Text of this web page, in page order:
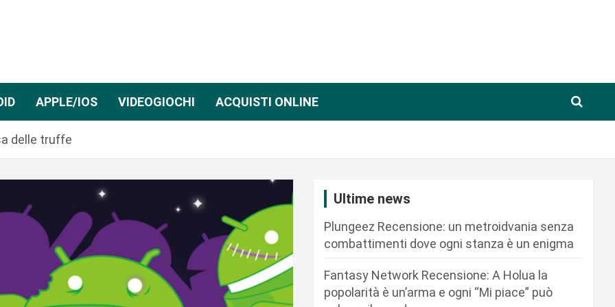
APPLE/IOS VIDEOGIOCHI ACQUISTI ONLINE
delle truffe
Ultime news
Plungeez Recensione: un metroidvania senza
combattimenti dove ogni stanza è un enigma
Fantasy Network Recensione: A Holua la
popolarità è un’arma e ogni “Mi piace” può